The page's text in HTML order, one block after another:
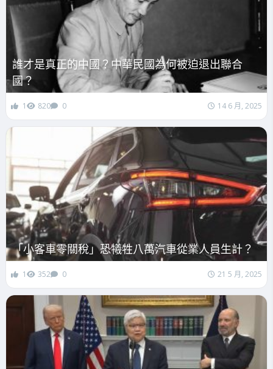
誰才是真正的中國？中華民國為何被迫退出聯合
國？
1 820 0 14 6 月, 2025
「小客車零關稅」恐犧牲八萬汽車從業人員生計？
1 352 0 21 5 月, 2025